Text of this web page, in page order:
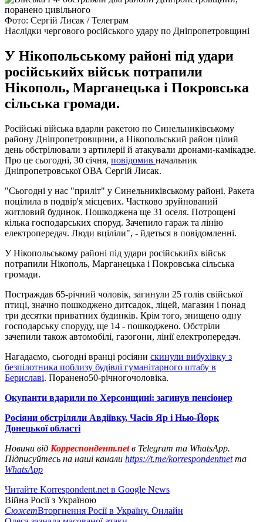
Фото: Сергій Лисак / Телеграм
Наслідки чергового російського удару по Дніпропетровщині
У Нікопольському районі під удари
російськийх військ потрапили
Нікополь, Марганецька і Покровська
сільська громади.
Російські війська вдарли ракетою по Синельниківському
району Дніпропетровщини, а Нікопольський район цілий
день обстрілювали з артилерії й атакували дронами-камікадзе.
Про це сьогодні, 30 січня, повідомив начальник
Дніпропетровської ОВА Сергій Лисак.
"Сьогодні у нас "приліт" у Синельниківському районі. Ракета
поцілила в подвір'я місцевих. Частково зруйнований
житловий будинок. Пошкоджена ще 31 оселя. Потрощені
кілька господарських споруд. Зачепило гараж та лінію
електропередач. Люди вціліли", - йдеться в повідомленні.
У Нікопольському районі під удари російськийх військ
потрапили Нікополь, Марганецька і Покровська сільська
громади.
Постраждав 65-річний чоловік, загинули 25 голів свійської
птиці, значно пошкоджено дитсадок, ліцей, магазин і понад
три десятки приватних будинків. Крім того, знищено одну
господарську споруду, ще 14 - пошкоджено. Обстріли
зачепили також автомобілі, газогони, лінії електропередач.
Нагадаємо, сьогодні вранці росіяни скинули вибухівку з
безпілотника поблизу будівлі гуманітарного штабу в
Бериславі. Поранено50-річногочоловіка.
Окупанти вдарили по Херсонщині: загинув пенсіонер
Росіяни обстріляли Авдіївку, Часів Яр і Нью-Йорк
Донецької області
Новини від Корреспондент.netв Telegram та WhatsApp.
Підписуйтесь на наші канали https://t.me/korrespondentnetта
WhatsApp
Читайте Korrespondent.net в Google News
Війна Росії з Україною
СюжетВторгнення Росії в Україну. Онлайн